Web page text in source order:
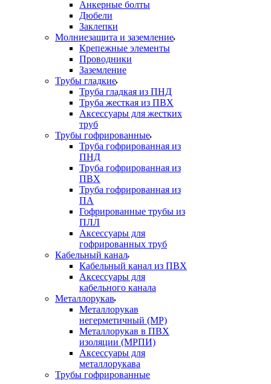
Анкерные болты
Дюбели
Заклепки
Молниезащита и заземление
Крепежные элементы
Проводники
Заземление
Трубы гладкие
Труба гладкая из ПНД
Труба жесткая из ПВХ
Аксессуары для жестких
труб
Трубы гофрированные
Труба гофрированная из
ПНД
Труба гофрированная из
ПВХ
Труба гофрированная из
ПА
Гофрированные трубы из
ПЛЛ
Аксессуары для
гофрированных труб
Кабельный канал
Кабельный канал из ПВХ
Аксессуары для
кабельного канала
Металлорукав
Металлорукав
негерметичный (МР)
Металлорукав в ПВХ
изоляции (МРПИ)
Аксессуары для
металлорукава
Трубы гофрированные